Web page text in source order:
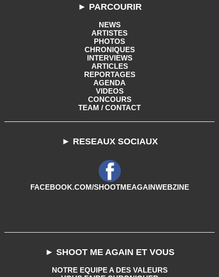
► PARCOURIR
NEWS
ARTISTES
PHOTOS
CHRONIQUES
INTERVIEWS
ARTICLES
REPORTAGES
AGENDA
VIDEOS
CONCOURS
TEAM / CONTACT
► RESEAUX SOCIAUX
FACEBOOK.COM/SHOOTMEAGAINWEBZINE
► SHOOT ME AGAIN ET VOUS
NOTRE EQUIPE A DES VALEURS